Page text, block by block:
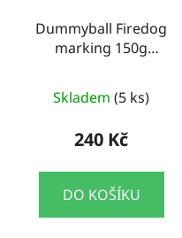
Dummyball Firedog
marking 150g
Skladem (5 ks)
240 Kč
DO KOŠÍKU